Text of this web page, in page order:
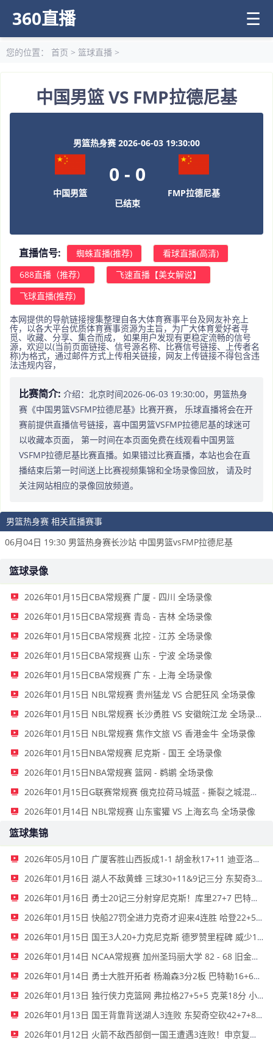
360直播 ☰
您的位置： 首页 > 篮球直播 >
中国男篮 VS FMP拉德尼基
男篮热身赛 2026-06-03 19:30:00
中国男篮
0 - 0
已结束
FMP拉德尼基
直播信号: 蜘蛛直播(推荐)
看球直播(高清)
688直播（推荐）
飞速直播【美女解说】
飞球直播(推荐)
本网提供的导航链接搜集整理自各大体育赛事平台及网友补充上
传，以各大平台优质体育赛事资源为主旨，为广大体育爱好者寻
觅、收藏、分享、集合而成， 如果用户发现有更稳定流畅的信号
源，欢迎以(当前页面链接、信号源名称、比赛信号链接、上传者名
称)为格式，通过邮件方式上传相关链接，网友上传链接不得包含违
法违规内容，
比赛简介: 介绍：北京时间2026-06-03 19:30:00，男篮热身
赛《中国男篮VSFMP拉德尼基》比赛开赛， 乐球直播将会在开
赛前提供直播信号链接，喜中国男篮VSFMP拉德尼基的球迷可
以收藏本页面， 第一时间在本页面免费在线观看中国男篮
VSFMP拉德尼基比赛直播。如果错过比赛直播，本站也会在直
播结束后第一时间送上比赛视频集锦和全场录像回放， 请及时
关注网站相应的录像回放频道。
男篮热身赛 相关直播赛事
06月04日 19:30 男篮热身赛长沙站 中国男篮vsFMP拉德尼基
篮球录像
2026年01月15日CBA常规赛 广厦 - 四川 全场录像
2026年01月15日CBA常规赛 青岛 - 吉林 全场录像
2026年01月15日CBA常规赛 北控 - 江苏 全场录像
2026年01月15日CBA常规赛 山东 - 宁波 全场录像
2026年01月15日CBA常规赛 广东 - 上海 全场录像
2026年01月15日 NBL常规赛 贵州猛龙 VS 合肥狂风 全场录像
2026年01月15日 NBL常规赛 长沙勇胜 VS 安徽皖江龙 全场录像
2026年01月15日 NBL常规赛 焦作文旅 VS 香港金牛 全场录像
2026年01月15日NBA常规赛 尼克斯 - 国王 全场录像
2026年01月15日NBA常规赛 篮网 - 鹈鹕 全场录像
2026年01月15日G联赛常规赛 俄克拉荷马城蓝 - 撕裂之城混音 全场录像
2026年01月14日 NBL常规赛 山东蜜獾 VS 上海玄鸟 全场录像
篮球集锦
2026年05月10日 广厦客胜山西扳成1-1 胡金秋17+11 迪亚洛关键上篮不中
2026年01月16日 湖人不敌黄蜂 三球30+11&9记三分 东契奇39分 詹姆斯29+9+6
2026年01月16日 勇士20记三分射穿尼克斯！库里27+7 巴特勒32+8 穆迪三分9中7
2026年01月15日 快船27罚全进力克奇才迎来4连胜 哈登22+5+8 伦纳德33分4断
2026年01月15日 国王3人20+力克尼克斯 德罗赞里程碑 威少11助 布伦森伤退
2026年01月14日 NCAA常规赛 加州圣玛丽大学 82 - 68 旧金山大学 全场集锦
2026年01月14日 勇士大胜开拓者 杨瀚森3分2板 巴特勒16+6+5 库里9中2送11助
2026年01月13日 独行侠力克篮网 弗拉格27+5+5 克莱18分 小波特28+9
2026年01月13日 国王背靠背送湖人3连败 东契奇空砍42+7+8+4断 威少22+5+7
2026年01月12日 火箭不敌西部倒一国王遭遇3连败！申京复出19+9 阿门31+13+6